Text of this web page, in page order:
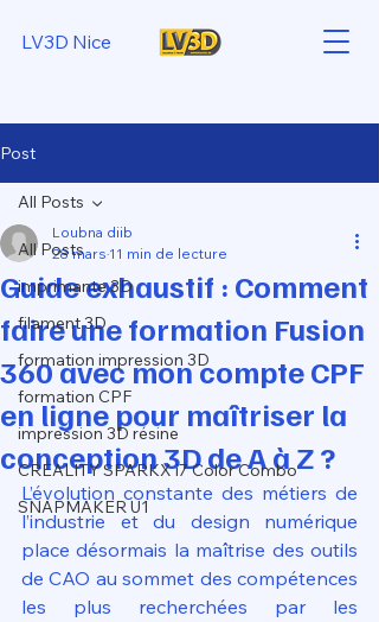
LV3D Nice
Post
All Posts
imprimante 3D
filament 3D
formation impression 3D
formation CPF
impression 3D résine
CREALITY SPARKX i7 Color Combo
SNAPMAKER U1
All Posts
Guide exhaustif : Comment
faire une formation Fusion
360 avec mon compte CPF
en ligne pour maîtriser la
conception 3D de A à Z ?
Loubna diib
28 mars 11 min de lecture
L’évolution constante des métiers de
l’industrie et du design numérique
place désormais la maîtrise des outils
de CAO au sommet des compétences
les plus recherchées par les